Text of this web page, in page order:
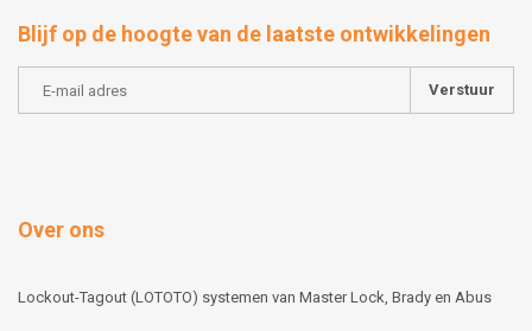
Blijf op de hoogte van de laatste ontwikkelingen
Verstuur
Over ons
Lockout-Tagout (LOTOTO) systemen van Master Lock, Brady en Abus